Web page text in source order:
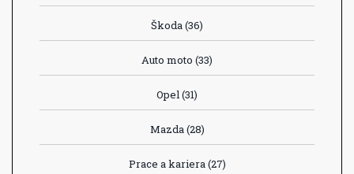
Škoda(36)
Auto moto (33)
Opel(31)
Mazda(28)
Prace a kariera(27)